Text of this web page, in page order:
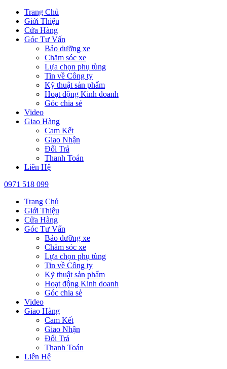
Trang Chủ
Giới Thiệu
Cửa Hàng
Góc Tư Vấn
Bảo dưỡng xe
Chăm sóc xe
Lựa chọn phụ tùng
Tin về Công ty
Kỹ thuật sản phẩm
Hoạt động Kinh doanh
Góc chia sẻ
Video
Giao Hàng
Cam Kết
Giao Nhận
Đổi Trả
Thanh Toán
Liên Hệ
0971 518 099
Trang Chủ
Giới Thiệu
Cửa Hàng
Góc Tư Vấn
Bảo dưỡng xe
Chăm sóc xe
Lựa chọn phụ tùng
Tin về Công ty
Kỹ thuật sản phẩm
Hoạt động Kinh doanh
Góc chia sẻ
Video
Giao Hàng
Cam Kết
Giao Nhận
Đổi Trả
Thanh Toán
Liên Hệ